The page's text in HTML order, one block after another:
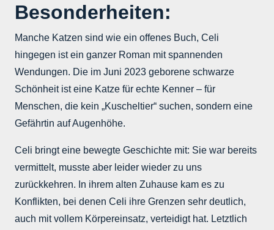
Besonderheiten:
Manche Katzen sind wie ein offenes Buch, Celi
hingegen ist ein ganzer Roman mit spannenden
Wendungen. Die im Juni 2023 geborene schwarze
Schönheit ist eine Katze für echte Kenner – für
Menschen, die kein „Kuscheltier“ suchen, sondern eine
Gefährtin auf Augenhöhe.
Celi bringt eine bewegte Geschichte mit: Sie war bereits
vermittelt, musste aber leider wieder zu uns
zurückkehren. In ihrem alten Zuhause kam es zu
Konflikten, bei denen Celi ihre Grenzen sehr deutlich,
auch mit vollem Körpereinsatz, verteidigt hat. Letztlich